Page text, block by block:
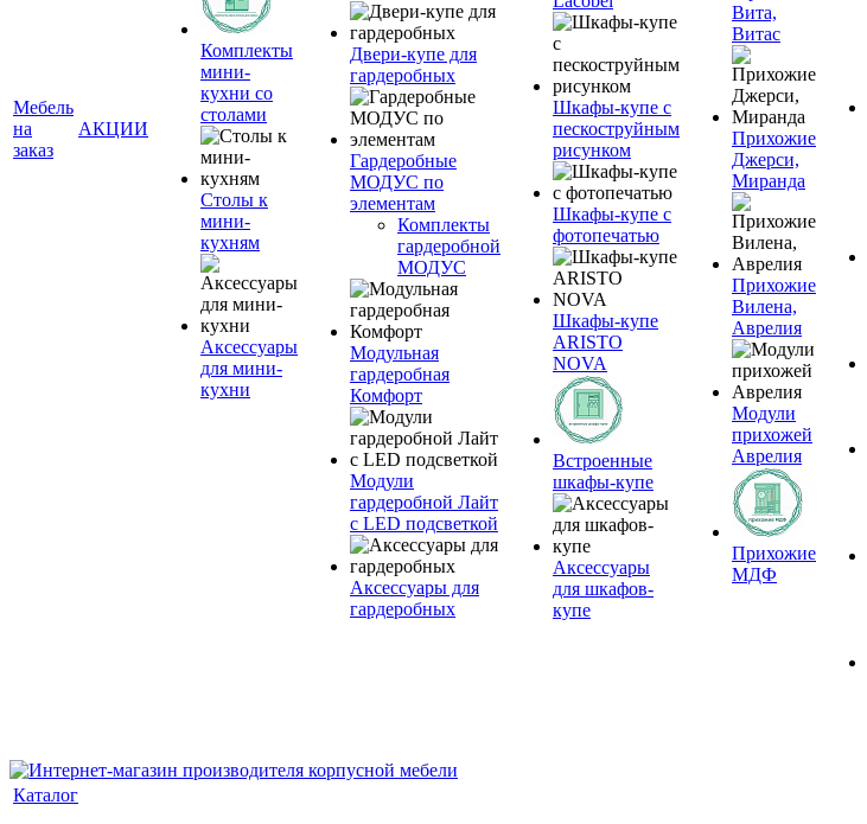
Мебель
на
заказ
АКЦИИ
Комплекты
мини-
кухни со
столами
Столы к
мини-
кухням
Аксессуары
для мини-
кухни
Двери-купе для
гардеробных
Гардеробные
МОДУС по
элементам
Комплекты
гардеробной
МОДУС
Модульная
гардеробная
Комфорт
Модули
гардеробной Лайт
с LED подсветкой
Аксессуары для
гардеробных
Шкафы-купе с
пескоструйным
рисунком
Шкафы-купе с
фотопечатью
Шкафы-купе
ARISTO
NOVA
Встроенные
шкафы-купе
Аксессуары
для шкафов-
купе
Вита,
Витас
Прихожие
Джерси,
Миранда
Прихожие
Вилена,
Аврелия
Модули
прихожей
Аврелия
Прихожие
МДФ
Каталог